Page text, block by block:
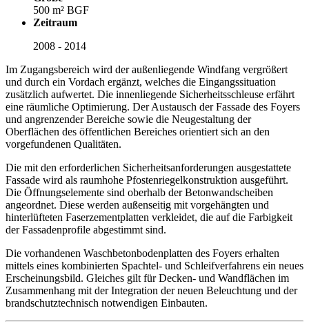
500 m² BGF
Zeitraum
2008 - 2014
Im Zugangsbereich wird der außenliegende Windfang vergrößert
und durch ein Vordach ergänzt, welches die Eingangssituation
zusätzlich aufwertet. Die innenliegende Sicherheitsschleuse erfährt
eine räumliche Optimierung. Der Austausch der Fassade des Foyers
und angrenzender Bereiche sowie die Neugestaltung der
Oberflächen des öffentlichen Bereiches orientiert sich an den
vorgefundenen Qualitäten.
Die mit den erforderlichen Sicherheitsanforderungen ausgestattete
Fassade wird als raumhohe Pfostenriegelkonstruktion ausgeführt.
Die Öffnungselemente sind oberhalb der Betonwandscheiben
angeordnet. Diese werden außenseitig mit vorgehängten und
hinterlüfteten Faserzementplatten verkleidet, die auf die Farbigkeit
der Fassadenprofile abgestimmt sind.
Die vorhandenen Waschbetonbodenplatten des Foyers erhalten
mittels eines kombinierten Spachtel- und Schleifverfahrens ein neues
Erscheinungsbild. Gleiches gilt für Decken- und Wandflächen im
Zusammenhang mit der Integration der neuen Beleuchtung und der
brandschutztechnisch notwendigen Einbauten.